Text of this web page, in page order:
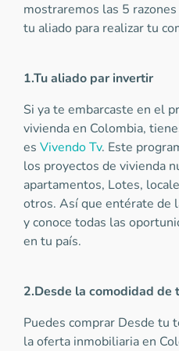
mostraremos las 5
tu aliado para realizar tu
1.Tu aliado par invertir
Si ya te embarcaste en el
vivienda en Colombia,
es Vivendo Tv. Este
los proyectos de vivienda
apartamentos, Lotes,
otros. Así que entérate de
y conoce todas las
en tu país.
2.Desde la comodidad de
Puedes comprar Desde tu
la oferta inmobiliaria en